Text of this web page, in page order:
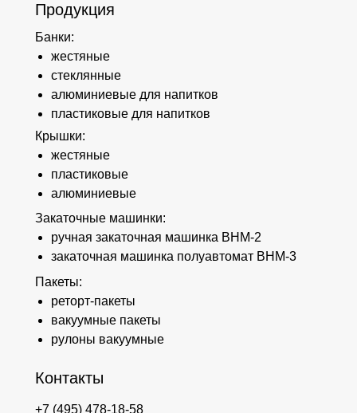
Продукция
Банки:
жестяные
стеклянные
алюминиевые для напитков
пластиковые для напитков
Пакеты:
реторт-пакеты
вакуумные пакеты
рулоны вакуумные
Контакты
+7 (495) 478-18-58
Крышки:
жестяные
пластиковые
алюминиевые
Закаточные машинки:
ручная закаточная машинка ВНМ-2
закаточная машинка полуавтомат ВНМ-3